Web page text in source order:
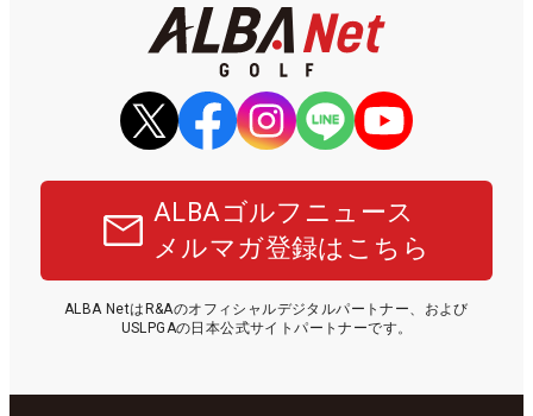
ALBAゴルフニュース
メルマガ登録はこちら
ALBA NetはR&Aのオフィシャルデジタルパートナー、および
USLPGAの日本公式サイトパートナーです。